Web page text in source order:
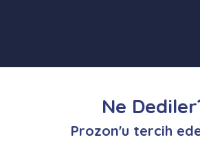
Ne
Prozon'u tercih